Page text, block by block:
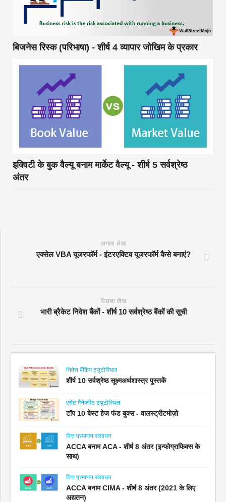
बिजनेस रिस्क (परिभाषा) - शीर्ष 4 व्यापार जोखिम के प्रकार
इक्विटी के बुक वैल्यू बनाम मार्केट वैल्यू - शीर्ष 5 सर्वश्रेष्ठ
अंतर
अगला लेख
एक्सेल VBA यूजरफॉर्म - इंटरएक्टिव यूजरफॉर्म कैसे बनाएं?
पिछला लेख
भारी ब्रैकेट निवेश बैंकों - शीर्ष 10 सर्वश्रेष्ठ बैंकों की सूची
निवेश बैंकिंग ट्यूटोरियल
शीर्ष 10 सर्वश्रेष्ठ सूक्ष्मअर्थशास्त्र पुस्तकें
एसेट मैनेजमेंट ट्यूटोरियल
टॉप 10 बेस्ट हेज फंड बुक्स - वालस्ट्रीटमोज़ो
वित्त प्रमाणन संसाधन
ACCA बनाम ACA - शीर्ष 8 अंतर (इन्फोग्राफिक्स के
साथ)
वित्त प्रमाणन संसाधन
ACCA बनाम CIMA - शीर्ष 8 अंतर (2021 के लिए
अद्यतन)